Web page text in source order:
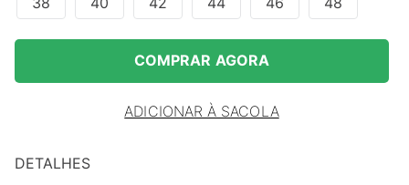
COMPRAR AGORA
ADICIONAR À SACOLA
DETALHES